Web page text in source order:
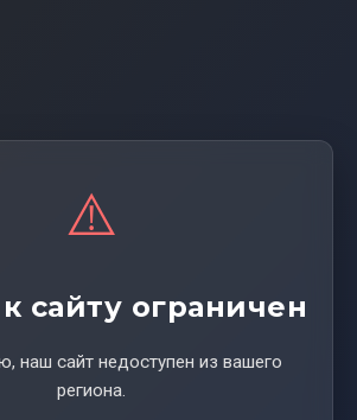
⚠️
сайту ограничен
наш сайт недоступен из вашего
региона.